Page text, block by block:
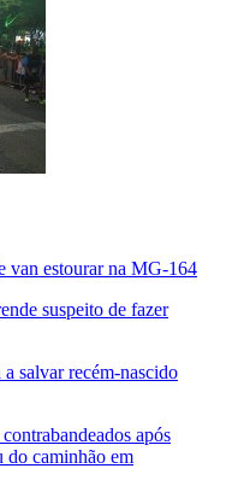
van estourar na MG-164
suspeito de fazer
salvar recém-nascido
após
do caminhão em